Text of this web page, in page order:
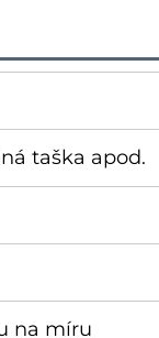
taška apod.
na míru